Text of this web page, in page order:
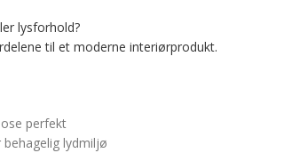
lysforhold?
til et moderne interiørprodukt.
perfekt
lydmiljø